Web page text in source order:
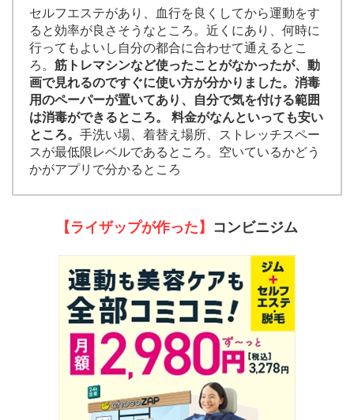
セルフエステがあり、血行を良くしてから運動をす
ると効率が良さそうなところ。近くにあり、何時に
行ってもよいし自分の都合に合わせて通えるとこ
ろ。 筋トレマシンなど使ったことがなかったが、動
画で見れるのですぐに使い方が分かりました。消毒
用のペーパーが置いてあり、自分で気を付ける範囲
は消毒ができるところ。 料金がなんといっても安い
ところ。 手洗い場、着替え場所、ストレッチスペー
スが最低限レベルであるところ。空いているかどう
かがアプリで分かるところ
【ライザップが作った】 コンビニジム